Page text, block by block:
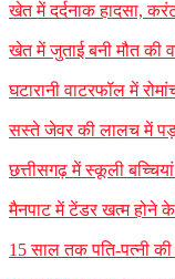
खेत में दर्दनाक हादसा,
खेत में जुताई बनी मौत की
घटारानी वाटरफॉल में
सस्ते जेवर की लालच में
छत्तीसगढ़ में स्कूली
मैनपाट में टेंडर खत्म होने
15 साल तक पति-पत्नी